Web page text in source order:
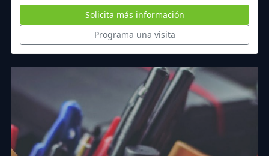
Solicita más información
Programa una visita